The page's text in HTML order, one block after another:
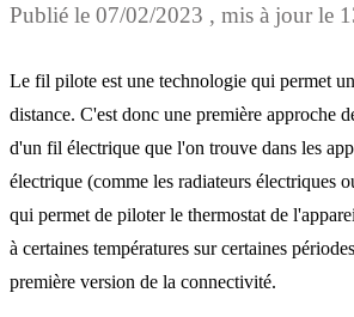
Le matériel
appareils
le fil pilote
Piloter ses
connectés
Publié le 07/02/2023 , mis à jour le
Le fil pilote est une technologie qui permet
distance. C'est donc une première approche
d'un fil électrique que l'on trouve dans les
électrique (comme les radiateurs électriques
qui permet de piloter le thermostat de
à certaines températures sur certaines
première version de la connectivité.